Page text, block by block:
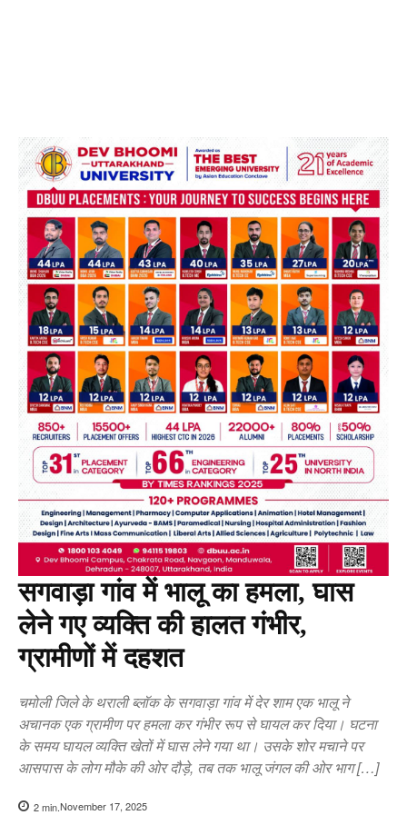
सगवाड़ा गांव में भालू का हमला, घास
लेने गए व्यक्ति की हालत गंभीर,
ग्रामीणों में दहशत
चमोली जिले के थराली ब्लॉक के सगवाड़ा गांव में देर शाम एक भालू ने
अचानक एक ग्रामीण पर हमला कर गंभीर रूप से घायल कर दिया। घटना
के समय घायल व्यक्ति खेतों में घास लेने गया था। उसके शोर मचाने पर
आसपास के लोग मौके की ओर दौड़े, तब तक भालू जंगल की ओर भाग […]
2min.November 17, 2025